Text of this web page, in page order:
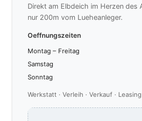
Direkt am Elbdeich im Herzen des
nur 200m vom Lueheanleger.
Oeffnungszeiten
Montag – Freitag
Samstag
Sonntag
Werkstatt · Verleih · Verkauf · Leasing